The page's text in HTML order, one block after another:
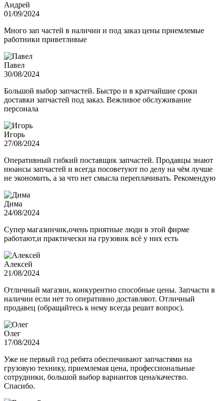
Андрей
01/09/2024
Много зап частей в наличии и под заказ цены приемлемые
работники приветливые
Павел
30/08/2024
Большой выбор запчастей. Быстро и в кратчайшие сроки
доставки запчастей под заказ. Вежливое обслуживание
персонала
Игорь
27/08/2024
Оперативный гибкий поставщик запчастей. Продавцы знают
нюансы запчастей и всегда посоветуют по делу на чём лучше
не экономить, а за что нет смысла переплачивать. Рекомендую
Дима
24/08/2024
Супер магазинчик,очень приятные люди в этой фирме
работают,и практически на грузовик всё у них есть
Алексей
21/08/2024
Отличный магазин, конкурентно способные цены. Запчасти в
наличии если нет то оперативно доставляют. Отличный
продавец (обращайтесь к нему всегда решит вопрос).
Олег
17/08/2024
Уже не первый год ребята обеспечивают запчастями на
грузовую технику, приемлемая цена, профессиональные
сотрудники, большой выбор вариантов цена/качество.
Спасибо.